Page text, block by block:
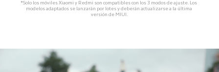
*Solo los móviles Xiaomi y Redmi son compatibles con los 3 modos de ajuste. Los
modelos adaptados se lanzarán por lotes y deberán actualizarse a la última
versión de MIUI.